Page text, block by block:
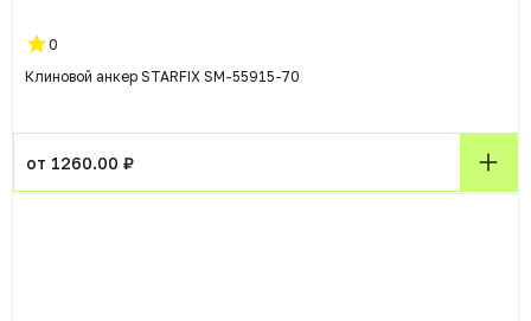
0
Клиновой анкер STARFIX SM-55915-70
от 1260.00 ₽